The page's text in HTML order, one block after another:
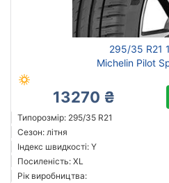
295/35 R21
Michelin Pilot
13270 ₴
Типорозмір: 295/35 R21
Сезон: літня
Індекс швидкості: Y
Посиленість: XL
Рік виробництва: